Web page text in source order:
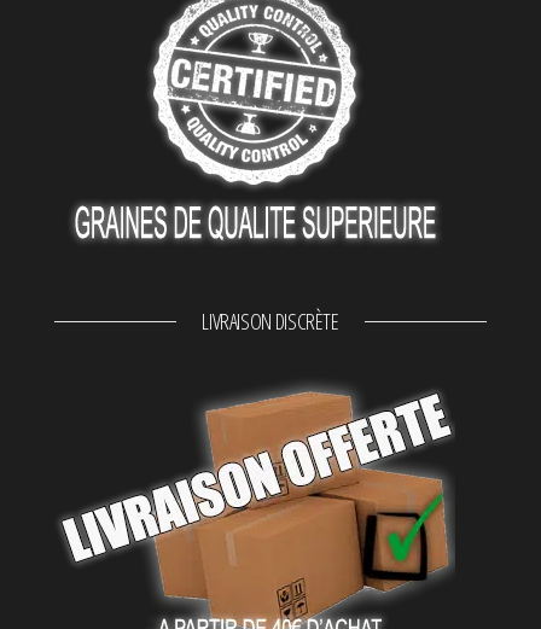
LIVRAISON DISCRÈTE